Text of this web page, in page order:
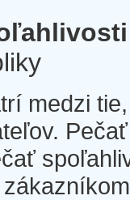
medzi